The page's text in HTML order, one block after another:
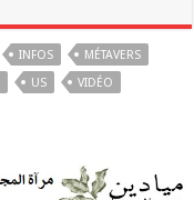
INFOS
MÉTAVERS
US
VIDÉO